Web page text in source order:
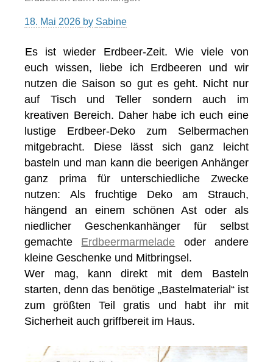
18. Mai 2026 by Sabine
Es ist wieder Erdbeer-Zeit. Wie viele von
euch wissen, liebe ich Erdbeeren und wir
nutzen die Saison so gut es geht. Nicht nur
auf Tisch und Teller sondern auch im
kreativen Bereich. Daher habe ich euch eine
lustige Erdbeer-Deko zum Selbermachen
mitgebracht. Diese lässt sich ganz leicht
basteln und man kann die beerigen Anhänger
ganz prima für unterschiedliche Zwecke
nutzen: Als fruchtige Deko am Strauch,
hängend an einem schönen Ast oder als
niedlicher Geschenkanhänger für selbst
gemachte Erdbeermarmelade oder andere
kleine Geschenke und Mitbringsel.
Wer mag, kann direkt mit dem Basteln
starten, denn das benötige „Bastelmaterial“ ist
zum größten Teil gratis und habt ihr mit
Sicherheit auch griffbereit im Haus.